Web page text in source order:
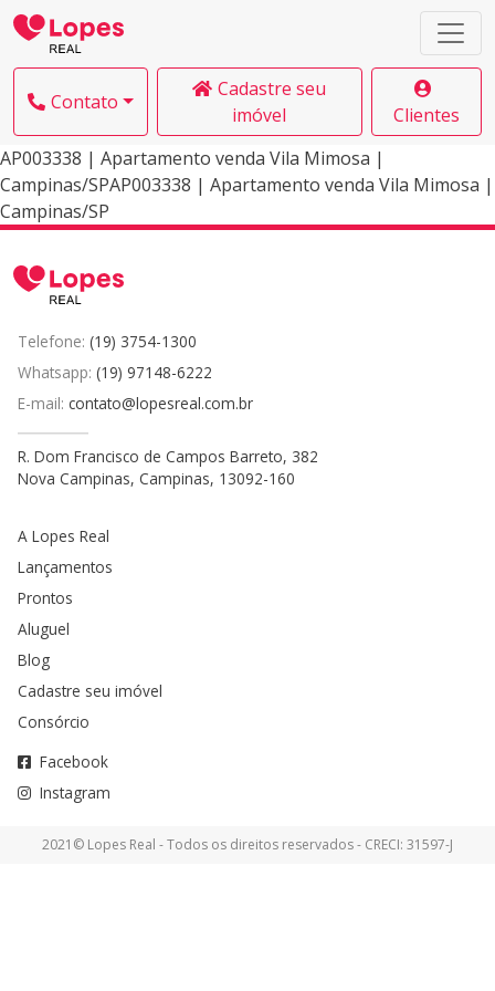
Contato
Cadastre seu
imóvel
Clientes
AP003338 | Apartamento venda Vila Mimosa |
Campinas/SPAP003338 | Apartamento venda Vila Mimosa |
Campinas/SP
Telefone: (19) 3754-1300
Whatsapp: (19) 97148-6222
E-mail: contato@lopesreal.com.br
R. Dom Francisco de Campos Barreto, 382
Nova Campinas, Campinas, 13092-160
A Lopes Real
Lançamentos
Prontos
Aluguel
Blog
Cadastre seu imóvel
Consórcio
Facebook
Instagram
2021© Lopes Real - Todos os direitos reservados - CRECI: 31597-J